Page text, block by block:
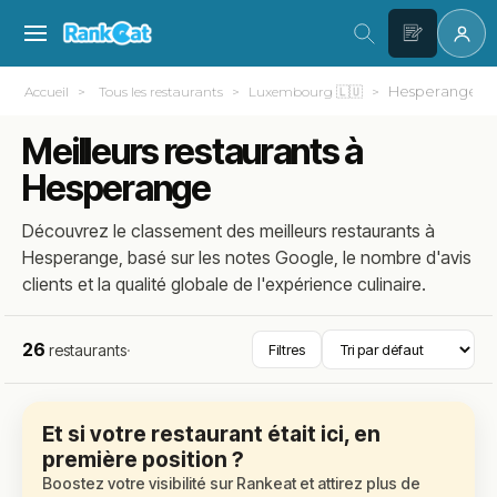
Accueil Tous les restaurants Luxembourg 🇱🇺 Hesperange
Meilleurs restaurants à
Hesperange
Découvrez le classement des meilleurs restaurants à
Hesperange, basé sur les notes Google, le nombre d'avis
clients et la qualité globale de l'expérience culinaire.
26 restaurants· Filtres
Et si votre restaurant était ici, en
première position ?
Boostez votre visibilité sur Rankeat et attirez plus de